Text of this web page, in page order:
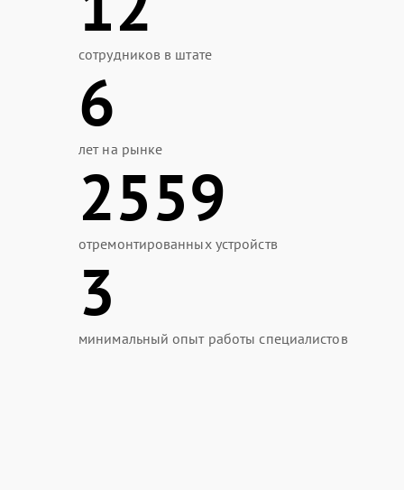
сотрудников в штате
6
лет на рынке
2559
отремонтированных устройств
3
минимальный опыт работы специалистов